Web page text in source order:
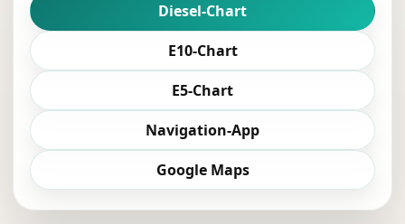
Diesel-Chart
E10-Chart
E5-Chart
Navigation-App
Google Maps